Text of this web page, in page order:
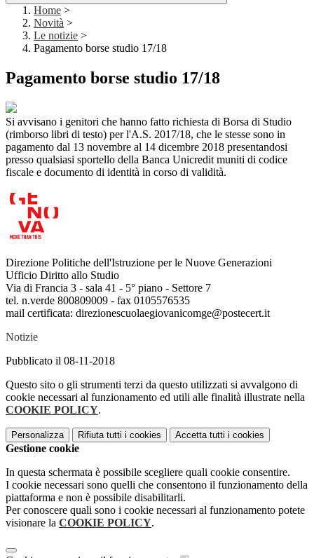
Home >
Novità >
Le notizie >
Pagamento borse studio 17/18
Pagamento borse studio 17/18
Si avvisano i genitori che hanno fatto richiesta di Borsa di Studio
(rimborso libri di testo) per l'A.S. 2017/18, che le stesse sono in
pagamento dal 13 novembre al 14 dicembre 2018 presentandosi
presso qualsiasi sportello della Banca Unicredit muniti di codice
fiscale e documento di identità in corso di validità.
Direzione Politiche dell'Istruzione per le Nuove Generazioni
Ufficio Diritto allo Studio
Via di Francia 3 - sala 41 - 5° piano - Settore 7
tel. n.verde 800809009 - fax 0105576535
mail certificata: direzionescuolaegiovanicomge@postecert.it
Notizie
Pubblicato il 08-11-2018
Questo sito o gli strumenti terzi da questo utilizzati si avvalgono di
cookie necessari al funzionamento ed utili alle finalità illustrate nella
COOKIE POLICY.
Personalizza Rifiuta tutti i cookies Accetta tutti i cookies
Gestione cookie
In questa schermata è possibile scegliere quali cookie consentire.
I cookie necessari sono quelli che consentono il funzionamento della
piattaforma e non è possibile disabilitarli.
Per conoscere quali sono i cookie necessari al funzionamento potete
visionare la COOKIE POLICY.